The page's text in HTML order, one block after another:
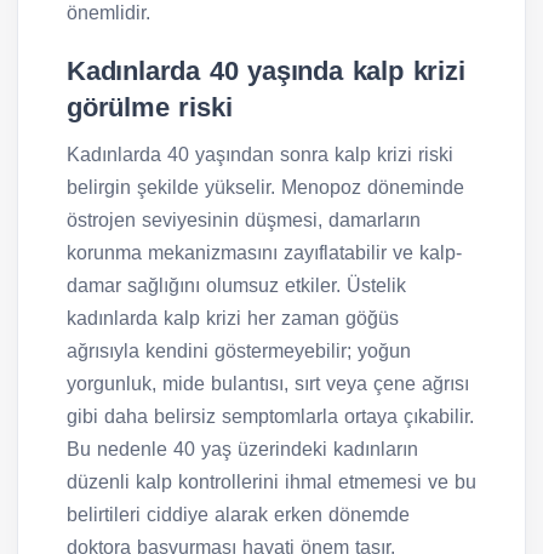
önemlidir.
Kadınlarda 40 yaşında kalp krizi
görülme riski
Kadınlarda 40 yaşından sonra kalp krizi riski
belirgin şekilde yükselir. Menopoz döneminde
östrojen seviyesinin düşmesi, damarların
korunma mekanizmasını zayıflatabilir ve kalp-
damar sağlığını olumsuz etkiler. Üstelik
kadınlarda kalp krizi her zaman göğüs
ağrısıyla kendini göstermeyebilir; yoğun
yorgunluk, mide bulantısı, sırt veya çene ağrısı
gibi daha belirsiz semptomlarla ortaya çıkabilir.
Bu nedenle 40 yaş üzerindeki kadınların
düzenli kalp kontrollerini ihmal etmemesi ve bu
belirtileri ciddiye alarak erken dönemde
doktora başvurması hayati önem taşır.